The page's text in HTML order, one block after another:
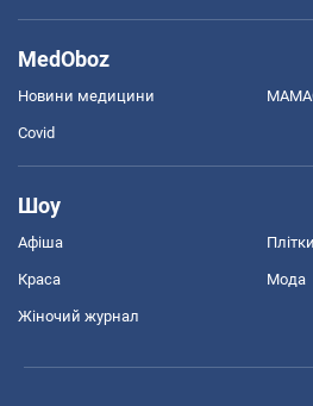
MedOboz
Новини медицини
Covid
Шоу
Афіша Плітки
Краса Мода
Жіночий журнал